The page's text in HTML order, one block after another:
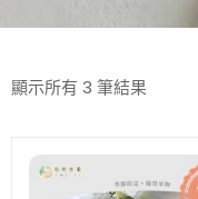
顯示所有 3 筆結果